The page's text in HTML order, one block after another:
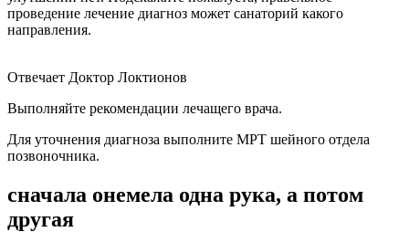
проведение лечение диагноз может санаторий какого
направления.
Отвечает Доктор Локтионов
Выполняйте рекомендации лечащего врача.
Для уточнения диагноза выполните МРТ шейного отдела
позвоночника.
сначала онемела одна рука, а потом
другая